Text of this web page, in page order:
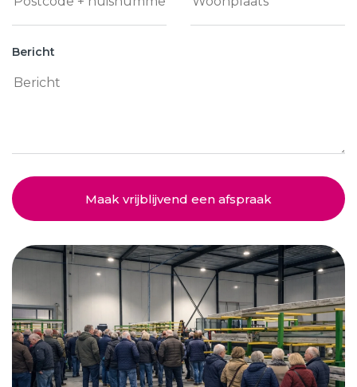
Bericht
Maak vrijblijvend een afspraak